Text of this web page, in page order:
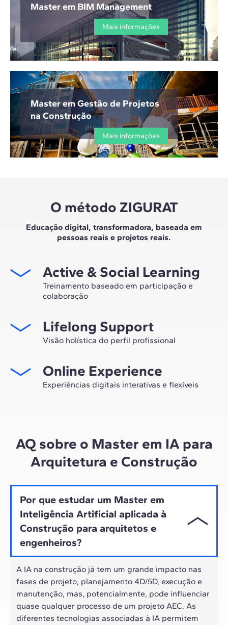
Master em BIM Management
Mais informações
Master em Gestão de Projetos
na Construção
Mais informações
O método ZIGURAT
Educação digital, transformadora, baseada em
pessoas reais e projetos reais.
Active & Social Learning
Treinamento baseado em participação e
colaboração
própria rede profissional, mas também ter a
oportunidade única de participar de grupos de
trabalho selecionados, assessorados pela experiência
e construção.
Lifelong Support
Visão holística do perfil profissional
master, nós lhe acompanhamos para que você tenha
uma visão crítica e 360º do seu futuro como
especialista no setor.
Online Experience
Experiências digitais interativas e flexíveis
híbrido dos profissionais de hoje.
AQ sobre o Master em IA para
Arquitetura e Construção
Por que estudar um Master em
Inteligência Artificial aplicada à
Construção para arquitetos e
engenheiros?
A IA na construção já tem um grande impacto nas
fases de projeto, planejamento 4D/5D, execução e
manutenção, mas, potencialmente, pode influenciar
quase qualquer processo de um projeto AEC. As
diferentes tecnologias associadas à IA permitem